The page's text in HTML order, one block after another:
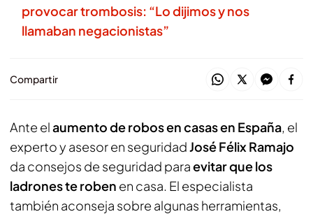
provocar trombosis: “Lo dijimos y nos
llamaban negacionistas”
Compartir
Ante elaumento de robos en casas en España, el
experto y asesor en seguridadJosé Félix Ramajo
da consejos de seguridad paraevitar que los
ladrones te roben en casa. El especialista
también aconseja sobre algunas herramientas,